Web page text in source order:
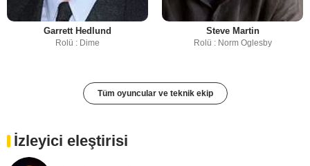
Garrett Hedlund
Rolü : Dime
Steve Martin
Rolü : Norm Oglesby
Tüm oyuncular ve teknik ekip
İzleyici eleştirisi